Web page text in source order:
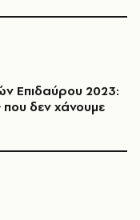
Επιδαύρου 2023:
δεν χάνουμε